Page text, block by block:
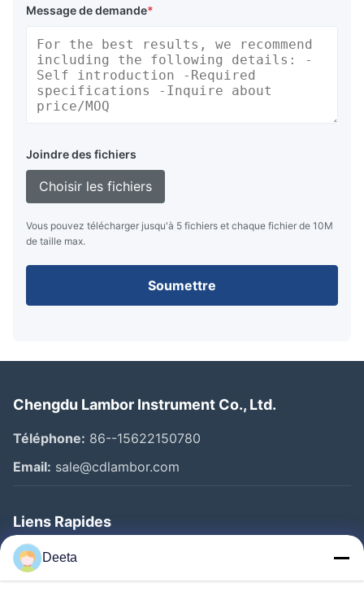
Message de demande*
Joindre des fichiers
Choisir les fichiers
Vous pouvez télécharger jusqu'à 5 fichiers et chaque fichier de 10M
de taille max.
Soumettre
Chengdu Lambor Instrument Co., Ltd.
Téléphone: 86--15622150780
Email: sale@cdlambor.com
Liens Rapides
Aperçu
Produits
Deeta